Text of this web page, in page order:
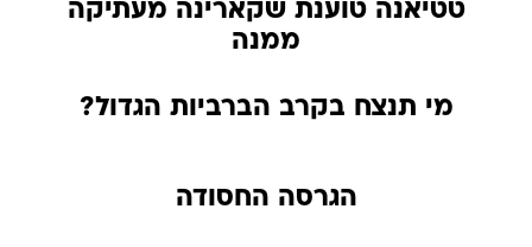
מי תנצח בקרב הברביות הגדול?